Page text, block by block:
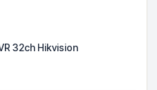
32ch Hikvision